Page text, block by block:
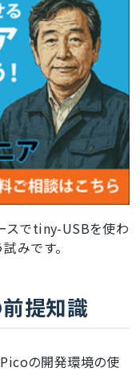
スでtiny-USBを使わ
みです。
提知識
の開発環境の使